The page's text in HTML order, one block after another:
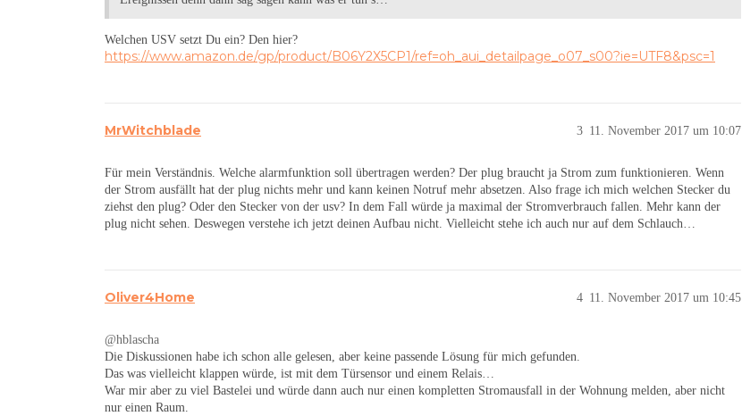
Welchen USV setzt Du ein? Den hier?
https://www.amazon.de/gp/product/B06Y2X5CP1/ref=oh_aui_detailpage_o07_s00?ie=UTF8&psc=1
MrWitchblade 11. November 2017 um 10:07
3
Für mein Verständnis. Welche alarmfunktion soll übertragen werden? Der plug braucht ja Strom zum funktionieren. Wenn
der Strom ausfällt hat der plug nichts mehr und kann keinen Notruf mehr absetzen. Also frage ich mich welchen Stecker du
ziehst den plug? Oder den Stecker von der usv? In dem Fall würde ja maximal der Stromverbrauch fallen. Mehr kann der
plug nicht sehen. Deswegen verstehe ich jetzt deinen Aufbau nicht. Vielleicht stehe ich auch nur auf dem Schlauch…
Oliver4Home 11. November 2017 um 10:45
4
@hblascha
Die Diskussionen habe ich schon alle gelesen, aber keine passende Lösung für mich gefunden.
Das was vielleicht klappen würde, ist mit dem Türsensor und einem Relais…
War mir aber zu viel Bastelei und würde dann auch nur einen kompletten Stromausfall in der Wohnung melden, aber nicht
nur einen Raum.